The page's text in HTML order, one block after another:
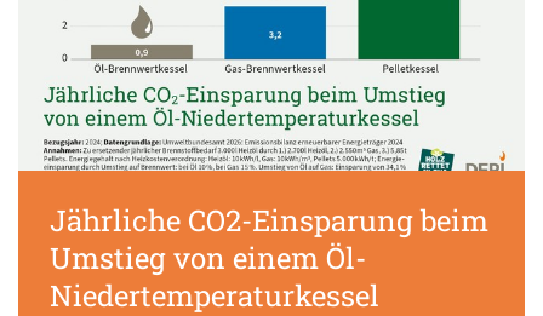
Jährliche CO2-Einsparung beim
Umstieg von einem Öl-
Niedertemperaturkessel